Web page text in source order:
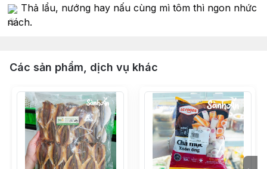
Thả lẩu, nướng hay nấu cùng mì tôm thì ngon nhức
nách.
Các sản phẩm, dịch vụ khác